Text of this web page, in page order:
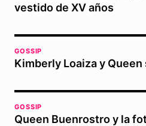
vestido de XV años
GOSSIP
Kimberly Loaiza y
GOSSIP
Queen Buenrostro y la